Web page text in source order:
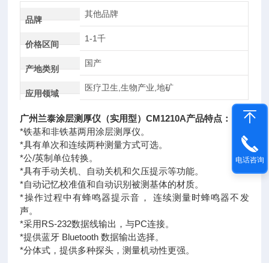
品牌
其他品牌
价格区间
1-1千
产地类别
国产
应用领域
医疗卫生,生物产业,地矿
广州兰泰涂层测厚仪（实用型）CM1210A产品特点：
*铁基和非铁基两用涂层测厚仪。
*具有单次和连续两种测量方式可选。
*公/英制单位转换。
*具有手动关机、自动关机和欠压提示等功能。
*自动记忆校准值和自动识别被测基体的材质。
*操作过程中有蜂鸣器提示音， 连续测量时蜂鸣器不发
声。
*采用RS-232数据线输出，与PC连接。
*提供蓝牙 Bluetooth 数据输出选择。
*分体式，提供多种探头，测量机动性更强。
电话咨询